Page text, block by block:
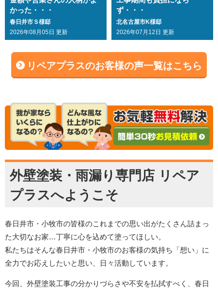
かった・・・
春日井市Ｓ様邸
2026年08月05日 更新
ず・・・
北名古屋市K様邸
2026年07月12日 更新
リペアプラスのお客様の声一覧はこちら
外壁塗装・雨漏り専門店 リペア
プラスへようこそ
春日井市・小牧市の皆様のこれまでの思い出がたくさん詰まっ
た大切なお家…丁寧に心を込めて塗ってほしい。
私たちはそんな春日井市・小牧市のお客様の気持ち「想い」に
全力でお応えしたいと思い、日々活動しています。
今回、外壁塗装工事の分かりづらさや不安を払拭すべく、春日